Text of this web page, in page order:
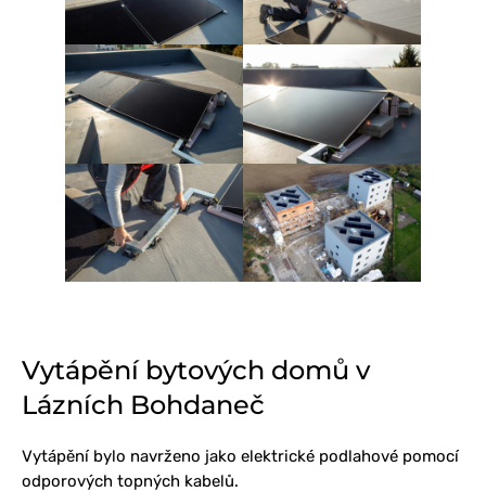
Vytápění bytových domů v
Lázních Bohdaneč
Vytápění bylo navrženo jako elektrické podlahové pomocí
odporových topných kabelů.